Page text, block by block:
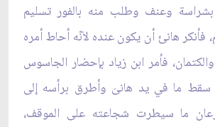
بشراسة وعنف وطلب منه بالفور تسليم
فأنكر هانئ أن يكون عنده لاَنّه أحاط أمره
فأمر ابن زياد بإحضار الجاسوس
سقط ما في يد هانىَ وأطرق برأسه إلى
ما سيطرت شجاعته على الموقف،